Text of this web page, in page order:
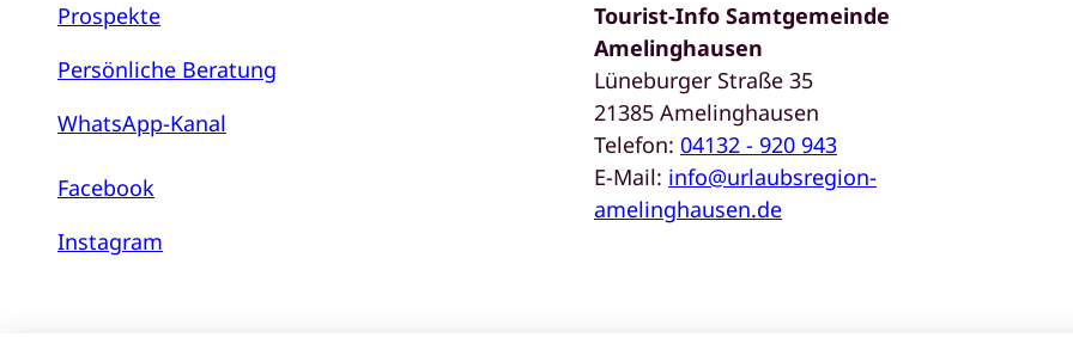
Prospekte
Persönliche Beratung
WhatsApp-Kanal
Facebook
Instagram
Tourist-Info Samtgemeinde
Amelinghausen
Lüneburger Straße 35
21385 Amelinghausen
Telefon: 04132 - 920 943
E-Mail: info@urlaubsregion-
amelinghausen.de